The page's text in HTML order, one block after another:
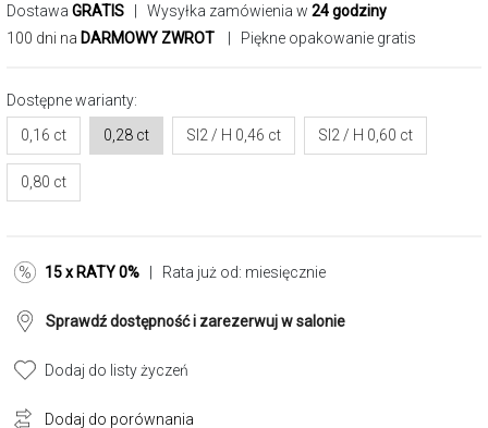
Dostawa GRATIS | Wysyłka zamówienia w 24 godziny
100 dni na DARMOWY ZWROT | Piękne opakowanie gratis
Dostępne warianty:
0,16 ct
0,28 ct SI2 / H 0,46 ct SI2 / H 0,60 ct
0,80 ct
15 x RATY 0% | Rata już od: miesięcznie
Sprawdź dostępność i zarezerwuj w salonie
Dodaj do listy życzeń
Dodaj do porównania